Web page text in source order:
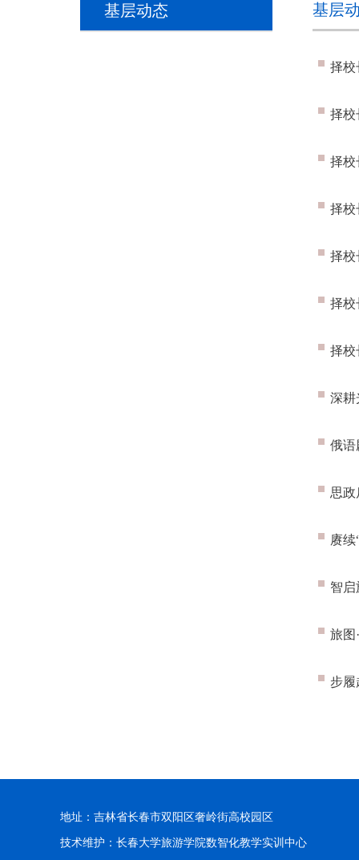
基层动态 基层
择校
择校
择校
择校
择校
择校
择校
深耕
俄语
思
赓
智
旅图
步
地址：吉林省长春市双阳区奢岭街高校园区
技术维护：长春大学旅游学院数智化教学实训中心